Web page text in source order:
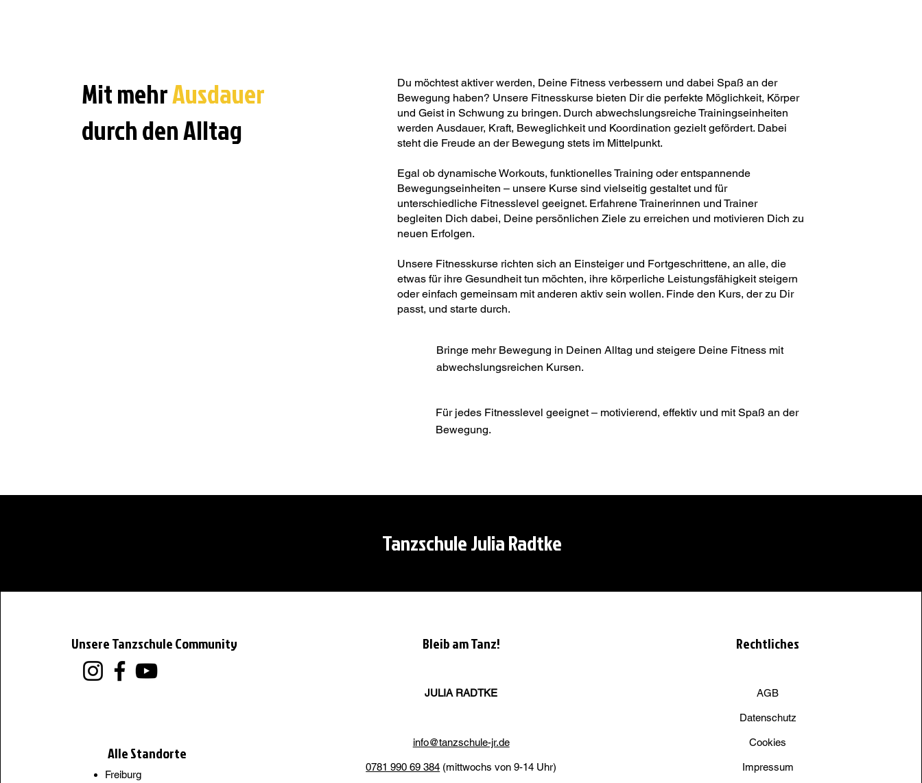
Mit mehrAusdauer
durch den Alltag
Du möchtest aktiver werden, Deine Fitness verbessern und dabei Spaß an der
Bewegung haben? Unsere Fitnesskurse bieten Dir die perfekte Möglichkeit, Körper
und Geist in Schwung zu bringen. Durch abwechslungsreiche Trainingseinheiten
werden Ausdauer, Kraft, Beweglichkeit und Koordination gezielt gefördert. Dabei
steht die Freude an der Bewegung stets im Mittelpunkt.
Egal ob dynamische Workouts, funktionelles Training oder entspannende
Bewegungseinheiten – unsere Kurse sind vielseitig gestaltet und für
unterschiedliche Fitnesslevel geeignet. Erfahrene Trainerinnen und Trainer
begleiten Dich dabei, Deine persönlichen Ziele zu erreichen und motivieren Dich zu
neuen Erfolgen.
Unsere Fitnesskurse richten sich an Einsteiger und Fortgeschrittene, an alle, die
etwas für ihre Gesundheit tun möchten, ihre körperliche Leistungsfähigkeit steigern
oder einfach gemeinsam mit anderen aktiv sein wollen. Finde den Kurs, der zu Dir
passt, und starte durch.
Bringe mehr Bewegung in Deinen Alltag und steigere Deine Fitness mit
abwechslungsreichen Kursen.
Für jedes Fitnesslevel geeignet – motivierend, effektiv und mit Spaß an der
Bewegung.
Tanzschule Julia Radtke
Unsere Tanzschule Community
Alle Standorte
Freiburg
Bleib am Tanz!
JULIA RADTKE
info@tanzschule-jr.de
0781 990 69 384 (mittwochs von 9-14 Uhr)
Rechtliches
AGB
Datenschutz
Cookies
Impressum